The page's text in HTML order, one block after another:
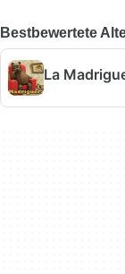
Bestbewertete
La